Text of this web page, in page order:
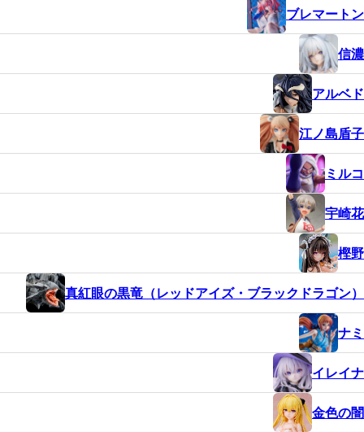
ブレマートン
信濃
アルベド
江ノ島盾子
ミルコ
宇崎花
樫野
真紅眼の黒竜（レッドアイズ・ブラックドラゴン）
ナミ
イレイナ
金色の闇